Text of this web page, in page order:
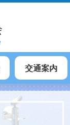
交通案内